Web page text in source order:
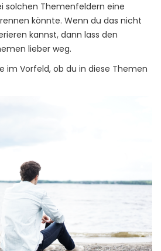
solchen Themenfeldern eine
könnte. Wenn du das nicht
kannst, dann lass den
lieber weg.
im Vorfeld, ob du in diese Themen